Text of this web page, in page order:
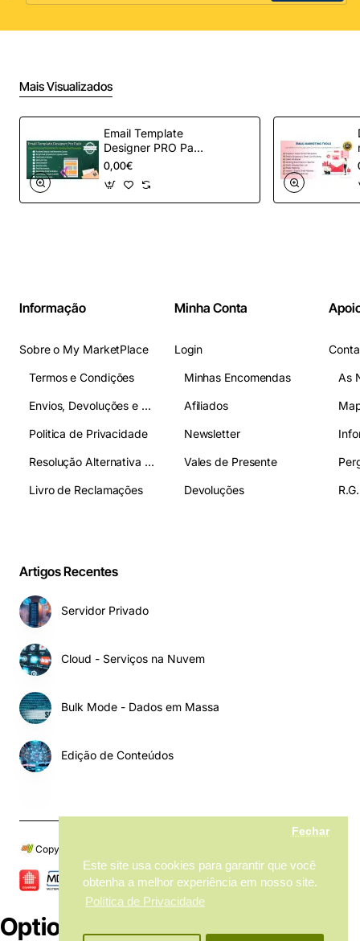
Este site usa cookies para garantir que você
obtenha a melhor experiência em nosso site.
Política de Privacidade
Fechar
Mais Visualizados
Email Template
Designer PRO Pack
– Automação de e-
mail definitiva para
OpenCart
0,00€
Informação
Sobre o My MarketPlace
Termos e Condições
Envios, Devoluções e Pagamentos
Politica de Privacidade
Resolução Alternativa de Litígios
Livro de Reclamações
Minha Conta
Login
Minhas Encomendas
Afiliados
Newsletter
Vales de Presente
Devoluções
As
Artigos Recentes
Servidor Privado
Cloud - Serviços na Nuvem
Bulk Mode - Dados em Massa
Edição de Conteúdos
Copyright © 2024, My MarketPlace, Todos os Direitos Reservados
Options